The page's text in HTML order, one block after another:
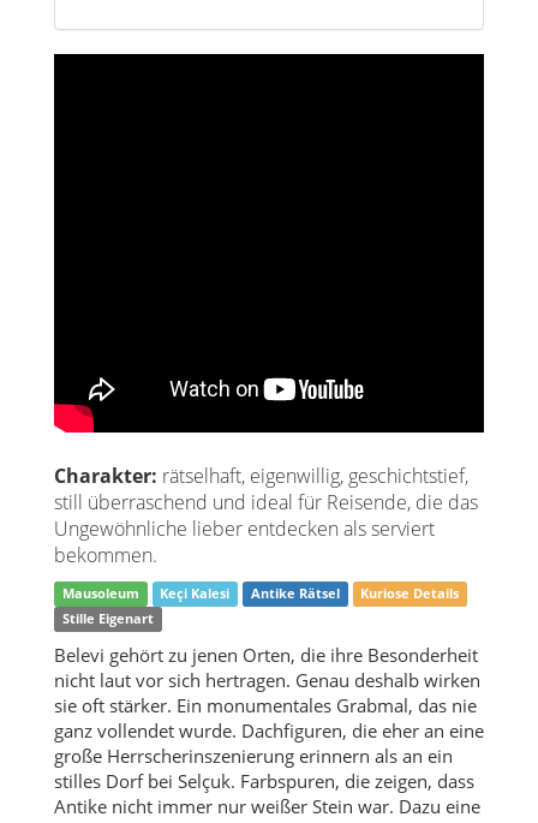
still überraschend und ideal für Reisende, die das
Ungewöhnliche lieber entdecken als serviert
bekommen.
Mausoleum Keçi Kalesi Antike Rätsel
Kuriose Details
Stille Eigenart
Belevi gehört zu jenen Orten, die ihre Besonderheit
nicht laut vor sich hertragen. Genau deshalb wirken
sie oft stärker. Ein monumentales Grabmal, das nie
ganz vollendet wurde. Dachfiguren, die eher an eine
große Herrscherinszenierung erinnern als an ein
stilles Dorf bei Selçuk. Farbspuren, die zeigen, dass
Antike nicht immer nur weißer Stein war. Dazu eine
Höhenburg, Felder, Wege, Ausblicke und diese leise
Frage, warum ein so kleiner Ort so viele
ungewöhnliche Ebenen in sich trägt. Wer Skurriles
in Belevi sucht, findet hier keine aufgesetzte
Absonderlichkeit, sondern echte Merkwürdigkeiten